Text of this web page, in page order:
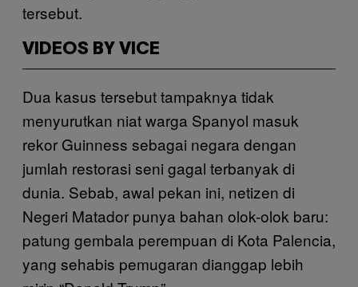
tersebut.
VIDEOS BY VICE
Dua kasus tersebut tampaknya tidak
menyurutkan niat warga Spanyol masuk
rekor Guinness sebagai negara dengan
jumlah restorasi seni gagal terbanyak di
dunia. Sebab, awal pekan ini, netizen di
Negeri Matador punya bahan olok-olok baru:
patung gembala perempuan di Kota Palencia,
yang sehabis pemugaran dianggap lebih